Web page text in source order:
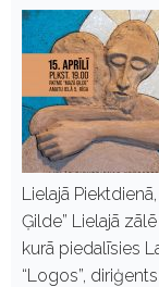
Lielajā
Ģilde” Lielajā
kurā piedalīsies
“Logos”,